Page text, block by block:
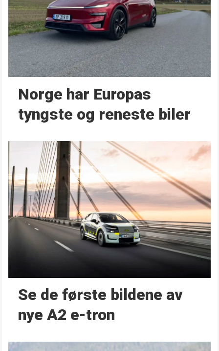
Norge har Europas
tyngste og reneste biler
Se de første bildene av
nye A2 e-tron